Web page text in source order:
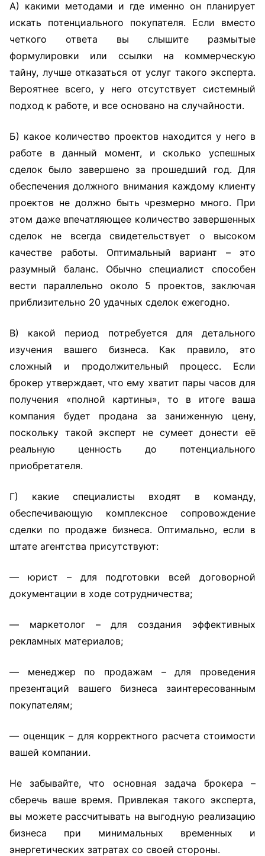
А) какими методами и где именно он планирует
искать потенциального покупателя. Если вместо
четкого ответа вы слышите размытые
формулировки или ссылки на коммерческую
тайну, лучше отказаться от услуг такого эксперта.
Вероятнее всего, у него отсутствует системный
подход к работе, и все основано на случайности.
Б) какое количество проектов находится у него в
работе в данный момент, и сколько успешных
сделок было завершено за прошедший год. Для
обеспечения должного внимания каждому клиенту
проектов не должно быть чрезмерно много. При
этом даже впечатляющее количество завершенных
сделок не всегда свидетельствует о высоком
качестве работы. Оптимальный вариант – это
разумный баланс. Обычно специалист способен
вести параллельно около 5 проектов, заключая
приблизительно 20 удачных сделок ежегодно.
В) какой период потребуется для детального
изучения вашего бизнеса. Как правило, это
сложный и продолжительный процесс. Если
брокер утверждает, что ему хватит пары часов для
получения «полной картины», то в итоге ваша
компания будет продана за заниженную цену,
поскольку такой эксперт не сумеет донести её
реальную ценность до потенциального
приобретателя.
Г) какие специалисты входят в команду,
обеспечивающую комплексное сопровождение
сделки по продаже бизнеса. Оптимально, если в
штате агентства присутствуют:
— юрист – для подготовки всей договорной
документации в ходе сотрудничества;
— маркетолог – для создания эффективных
рекламных материалов;
— менеджер по продажам – для проведения
презентаций вашего бизнеса заинтересованным
покупателям;
— оценщик – для корректного расчета стоимости
вашей компании.
Не забывайте, что основная задача брокера –
сберечь ваше время. Привлекая такого эксперта,
вы можете рассчитывать на выгодную реализацию
бизнеса при минимальных временных и
энергетических затратах со своей стороны.